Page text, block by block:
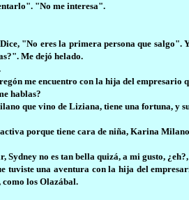
"No me interesa".
"No eres la primera persona que
Me dejó helado.
me encuentro con la hija del empresario
hablas?
que vino de Liziana, tiene una fortuna, y
porque tiene cara de niña, Karina
Sydney no es tan bella quizá, a mi gusto,
tuviste una aventura con la hija del
los Olazábal.